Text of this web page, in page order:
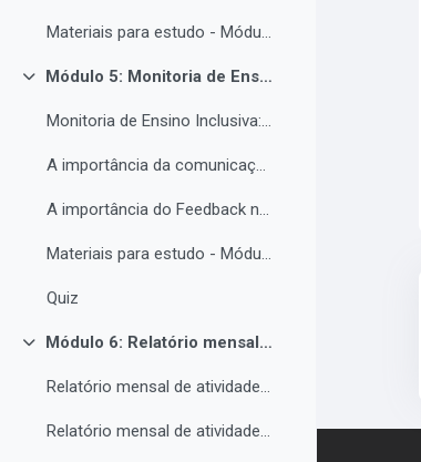
Materiais para estudo - Módulo 4.
Colapsar
Módulo 5: Monitoria de Ensino Inclusiva, comunicação e feedback.
Monitoria de Ensino Inclusiva: comunicação e feedback.
A importância da comunicação entre o(a) monitor(a) e o estudantes PNE.
A importância do Feedback na monitoria de ensino inclusiva.
Materiais para estudo - Módulo 5.
Quiz
Colapsar
Módulo 6: Relatório mensal de atividades da Monitoria de ensino inclusiva.
Relatório mensal de atividades da Monitoria de ensino inclusiva.
Relatório mensal de atividades da Monitoria de ensino inclusiva.